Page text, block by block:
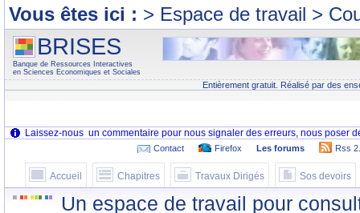
Vous êtes ici : > Espace de travail >
BRISES
Banque de Ressources Interactives
en Sciences Economiques et Sociales
Entièrement gratuit. Réalisé par des
Contact Firefox Les forums Rss
Accueil Chapitres Travaux Dirigés Sos devoirs
Un espace de travail pour